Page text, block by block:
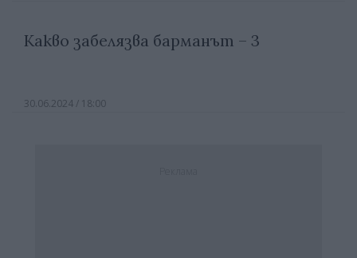
Какво забелязва барманът – 3
30.06.2024 / 18:00